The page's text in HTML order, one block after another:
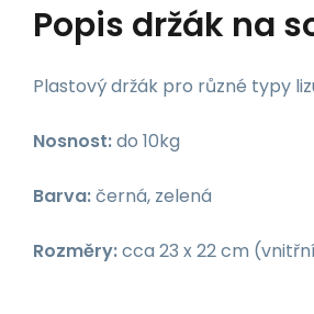
Popis držák na
Plastový držák pro různé typy
Nosnost:do 10kg
Barva:černá, zelená
Rozměry:cca 23 x 22 cm (vnitřní